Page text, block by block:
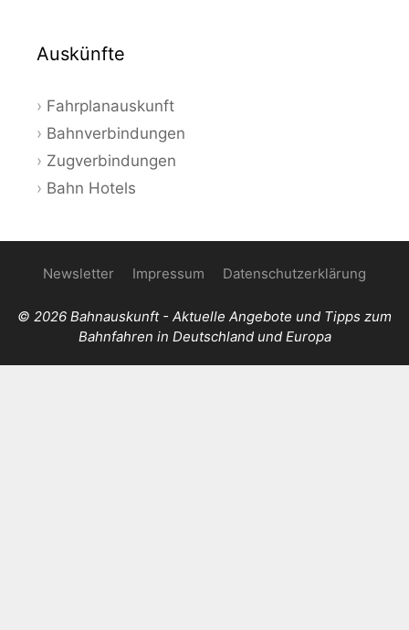
Auskünfte
Fahrplanauskunft
Bahnverbindungen
Zugverbindungen
Bahn Hotels
Newsletter Impressum Datenschutzerklärung
© 2026 Bahnauskunft - Aktuelle Angebote und Tipps zum
Bahnfahren in Deutschland und Europa